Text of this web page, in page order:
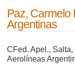
Paz, Carmelo
Argentinas
CFed. Apel., Salta,
Aerolíneas